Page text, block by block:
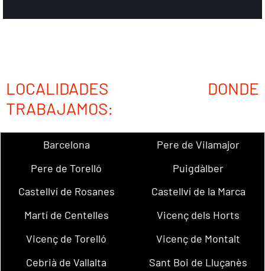
LOCALIDADES DONDE
TRABAJAMOS:
Barcelona
Pere de Vilamajor
Pere de Torelló
Puigdàlber
Castellví de Rosanes
Castellví de la Marca
Martí de Centelles
Vicenç dels Horts
Vicenç de Torelló
Vicenç de Montalt
Cebrià de Vallalta
Sant Boi de Lluçanès